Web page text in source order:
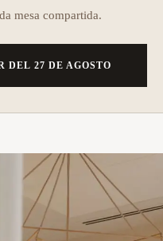
mesa compartida.
DEL 27 DE AGOSTO